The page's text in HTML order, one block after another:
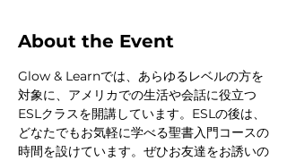
About the Event
Glow & Learnでは、あらゆるレベルの方を
対象に、アメリカでの生活や会話に役立つ
ESLクラスを開講しています。ESLの後は、
どなたでもお気軽に学べる聖書入門コースの
時間を設けています。ぜひお友達をお誘いの